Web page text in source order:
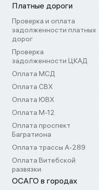
Платные дороги
Проверка и оплата
задолженности платных
дорог
Проверка
задолженности ЦКАД
Оплата МСД
Оплата СВХ
Оплата ЮВХ
Оплата М-12
Оплата проспект
Багратиона
Оплата трассы А-289
Оплата Витебской
развязки
ОСАГО в городах